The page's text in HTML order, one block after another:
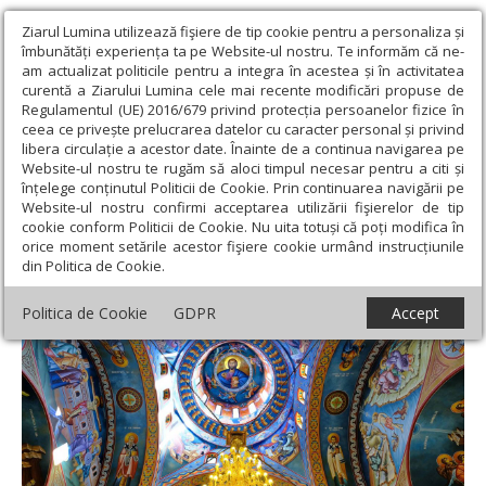
Ziarul Lumina utilizează fişiere de tip cookie pentru a personaliza și
îmbunătăți experiența ta pe Website-ul nostru. Te informăm că ne-
am actualizat politicile pentru a integra în acestea și în activitatea
curentă a Ziarului Lumina cele mai recente modificări propuse de
Regulamentul (UE) 2016/679 privind protecția persoanelor fizice în
ceea ce privește prelucrarea datelor cu caracter personal și privind
libera circulație a acestor date. Înainte de a continua navigarea pe
Website-ul nostru te rugăm să aloci timpul necesar pentru a citi și
înțelege conținutul Politicii de Cookie. Prin continuarea navigării pe
Website-ul nostru confirmi acceptarea utilizării fişierelor de tip
cookie conform Politicii de Cookie. Nu uita totuși că poți modifica în
orice moment setările acestor fişiere cookie urmând instrucțiunile
din Politica de Cookie.
Politica de Cookie GDPR Accept
Ziarul Lumina › Teologie și spiritualitate › Patristica › Atunci
când te luminează Dumnezeu
Atunci când te luminează Dumnezeu